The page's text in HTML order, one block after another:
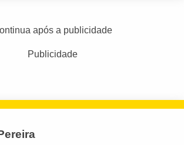
após a publicidade
Publicidade